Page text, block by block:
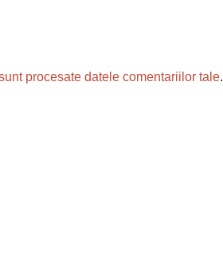
procesate datele comentariilor tale.